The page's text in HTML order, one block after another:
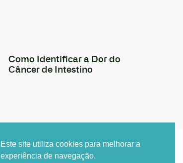
Como Identificar a Dor do
Câncer de Intestino
Este site utiliza cookies para melhorar a
experiência de navegação.